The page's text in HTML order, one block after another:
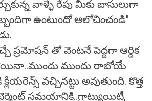
వాళ్ళే రేపు మీకు బాసులుగా
ఉంటుందో ఆలోచించండి"
ప్రమోషన్ తో వెంటనే పెద్దగా ఆర్ధిక
ముందు రాబోయే
వచ్చినట్టు అవుతుంది. కొత్త
సమయానికి..గ్రాట్యుయిటీ,